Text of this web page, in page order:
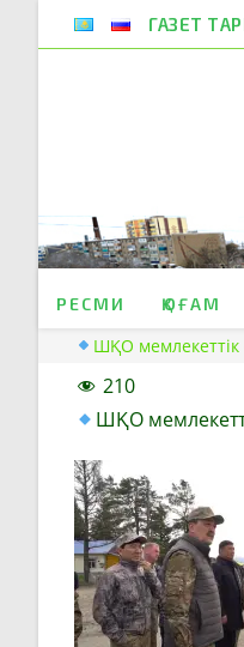
ГАЗЕТ
РЕСМИ ҚОҒАМ
ШҚО
210
ШҚО